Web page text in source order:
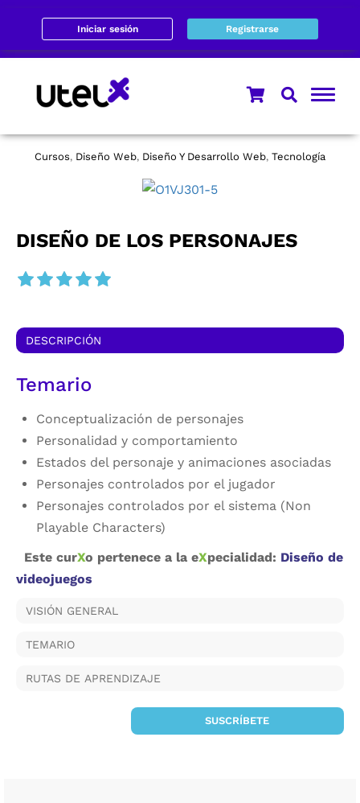
Iniciar sesión Registrarse
Cursos, Diseño Web, Diseño Y Desarrollo Web, Tecnología
DISEÑO DE LOS PERSONAJES
DESCRIPCIÓN
Temario
Conceptualización de personajes
Personalidad y comportamiento
Estados del personaje y animaciones asociadas
Personajes controlados por el jugador
Personajes controlados por el sistema (Non
Playable Characters)
Este curXo pertenece a la eXpecialidad: Diseño de
videojuegos
VISIÓN GENERAL
TEMARIO
RUTAS DE APRENDIZAJE
SUSCRÍBETE